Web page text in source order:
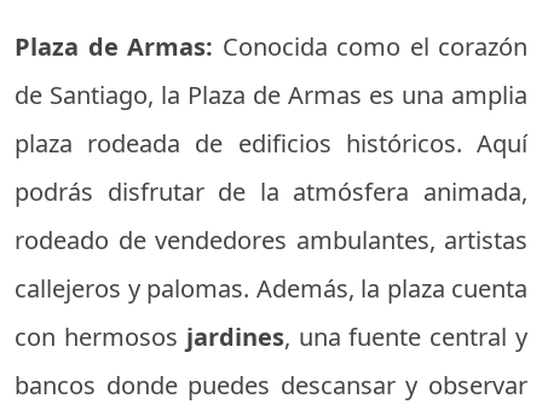
Plaza de Armas: Conocida como el corazón
de Santiago, la Plaza de Armas es una amplia
plaza rodeada de edificios históricos. Aquí
podrás disfrutar de la atmósfera animada,
rodeado de vendedores ambulantes, artistas
callejeros y palomas. Además, la plaza cuenta
con hermosos jardines, una fuente central y
bancos donde puedes descansar y observar